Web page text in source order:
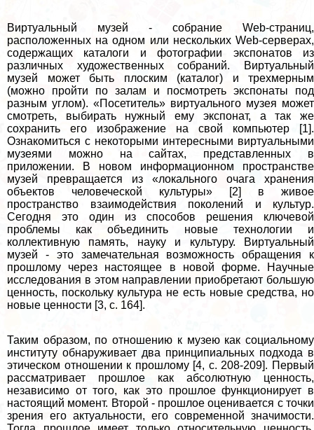
Виртуальный музей - собрание Web-страниц,
расположенных на одном или нескольких Web-серверах,
содержащих каталоги и фотографии экспонатов из
различных художественных собраний. Виртуальный
музей может быть плоским (каталог) и трехмерным
(можно пройти по залам и посмотреть экспонаты под
разным углом). «Посетитель» виртуального музея может
смотреть, выбирать нужный ему экспонат, а так же
сохранить его изображение на свой компьютер [1].
Ознакомиться с некоторыми интересными виртуальными
музеями можно на сайтах, представленных в
приложении. В новом информационном прострaнcтве
музей превращается из «локального очага хранения
объектов человеческой культуры» [2] в живое
прострaнcтво взаимодействия поколений и культур.
Сегодня это один из способов решения ключевой
проблемы как объединить новые технологии и
коллективную память, науку и культуру. Виртуальный
музей - это замечательная возможность обращения к
прошлому через настоящее в новой форме. Научные
исследования в этом направлении приобретают большую
ценность, поскольку культура не есть новые средства, но
новые ценности [3, с. 164].
Таким образом, по отношению к музею как социальному
институту обнаруживает два принципиальных подхода в
этическом отношении к прошлому [4, c. 208-209]. Первый
рассматривает прошлое как абсолютную ценность,
независимо от того, как это прошлое функционирует в
настоящий момент. Второй - прошлое оценивается с точки
зрения его актуальности, его современной значимости.